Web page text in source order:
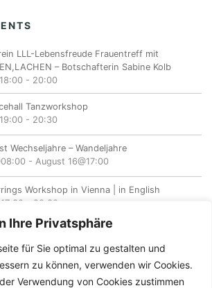
Ihre Privatsphäre
für Sie optimal zu gestalten und
zu können, verwenden wir Cookies.
Verwendung von Cookies zustimmen
LLL-Lebensfreude Frauentreff mit
– Botschafterin Sabine Kolb
- 20:00
Tanzworkshop
- 20:30
Wechseljahre – Wandeljahre
- August 16@17:00
Workshop in Vienna | in English
20:30